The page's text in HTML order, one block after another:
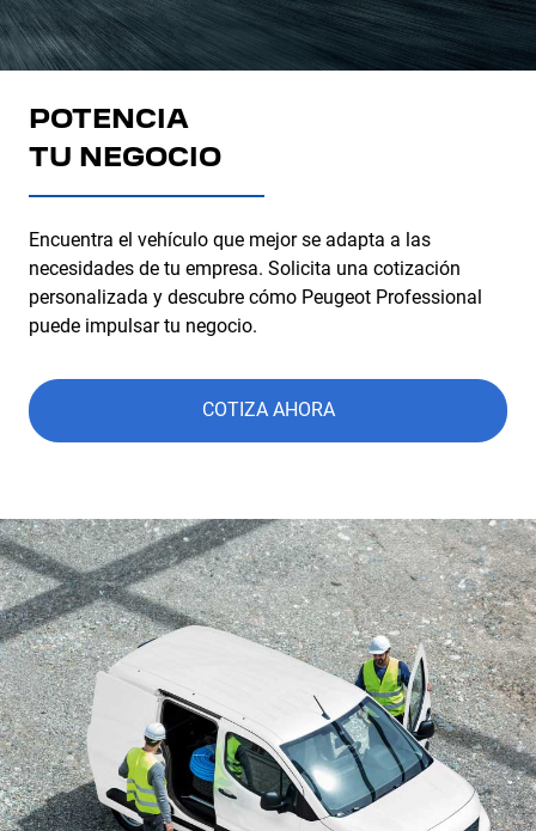
POTENCIA
TU NEGOCIO
Encuentra el vehículo que mejor se adapta a las
necesidades de tu empresa. Solicita una cotización
personalizada y descubre cómo Peugeot Professional
puede impulsar tu negocio.
COTIZA AHORA